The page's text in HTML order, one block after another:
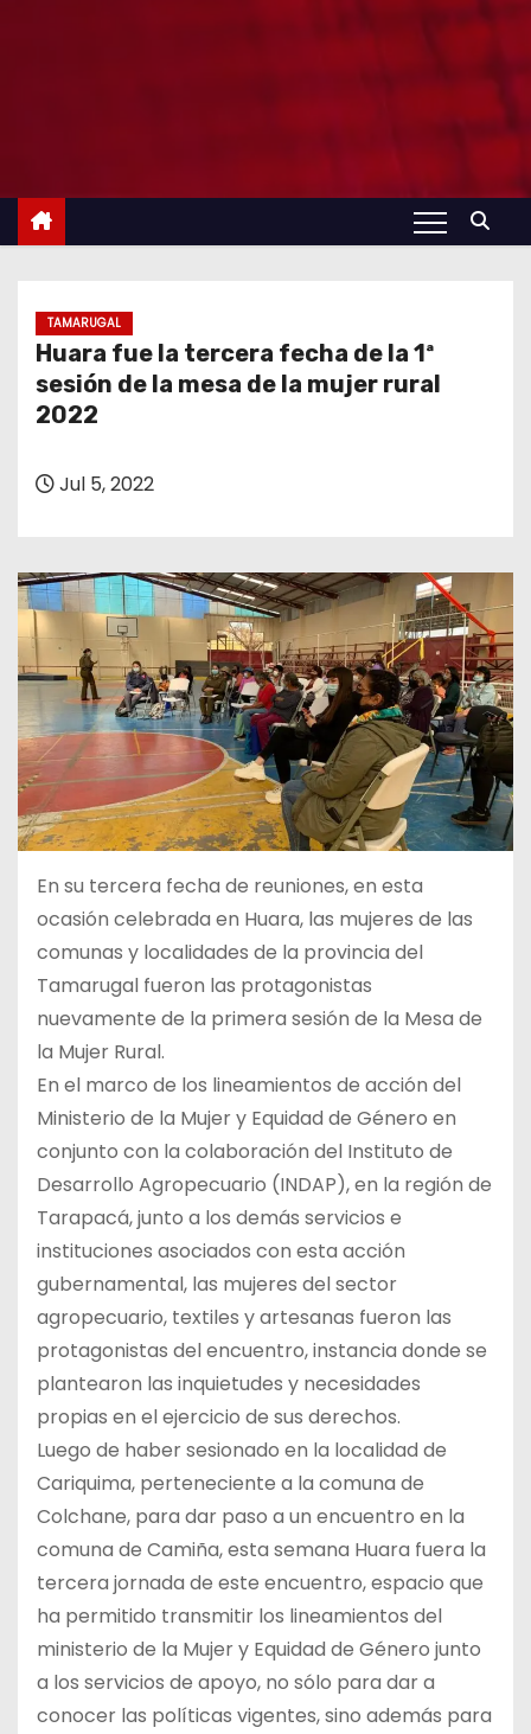
TAMARUGAL
Huara fue la tercera fecha de la 1ª
sesión de la mesa de la mujer rural
2022
Jul 5, 2022
En su tercera fecha de reuniones, en esta
ocasión celebrada en Huara, las mujeres de las
comunas y localidades de la provincia del
Tamarugal fueron las protagonistas
nuevamente de la primera sesión de la Mesa de
la Mujer Rural.
En el marco de los lineamientos de acción del
Ministerio de la Mujer y Equidad de Género en
conjunto con la colaboración del Instituto de
Desarrollo Agropecuario (INDAP), en la región de
Tarapacá, junto a los demás servicios e
instituciones asociados con esta acción
gubernamental, las mujeres del sector
agropecuario, textiles y artesanas fueron las
protagonistas del encuentro, instancia donde se
plantearon las inquietudes y necesidades
propias en el ejercicio de sus derechos.
Luego de haber sesionado en la localidad de
Cariquima, perteneciente a la comuna de
Colchane, para dar paso a un encuentro en la
comuna de Camiña, esta semana Huara fuera la
tercera jornada de este encuentro, espacio que
ha permitido transmitir los lineamientos del
ministerio de la Mujer y Equidad de Género junto
a los servicios de apoyo, no sólo para dar a
conocer las políticas vigentes, sino además para